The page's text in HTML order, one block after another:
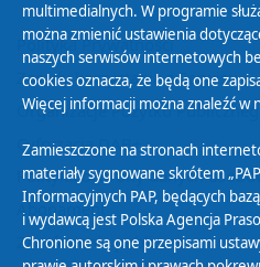
Polityka Prywatności
Zasady korzystania z Serwisu
Organizacje Pożytku
Cyfryzacja DAB+
Polityka ochrony danych
Abonament
Zamówienia publiczne
multimedialnych. W programie
można zmienić ustawienia
naszych serwisów internetowych
cookies oznacza, że będą one
Więcej informacji można znaleźć w
Zamieszczone na stronach
materiały sygnowane skrótem
Informacyjnych PAP, będących
i wydawcą jest Polska Agencja
Chronione są one przepisami